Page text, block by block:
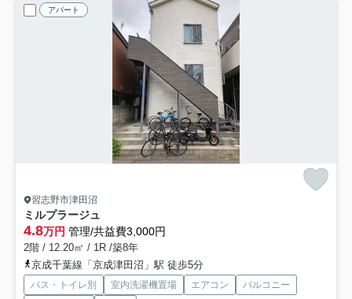
アパート
習志野市津田沼
ミルプラージュ
4.8万円 管理/共益費3,000円
2階 / 12.20㎡ / 1R /築8年
京成千葉線「京成津田沼」駅 徒歩5分
バス・トイレ別 室内洗濯機置場 エアコン
バルコニー